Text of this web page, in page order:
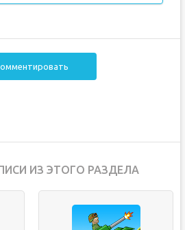
ИЗ ЭТОГО РАЗДЕЛА